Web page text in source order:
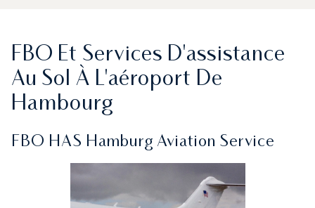
FBO Et Services D'assistance
Au Sol À L'aéroport De
Hambourg
FBO HAS Hamburg Aviation Service